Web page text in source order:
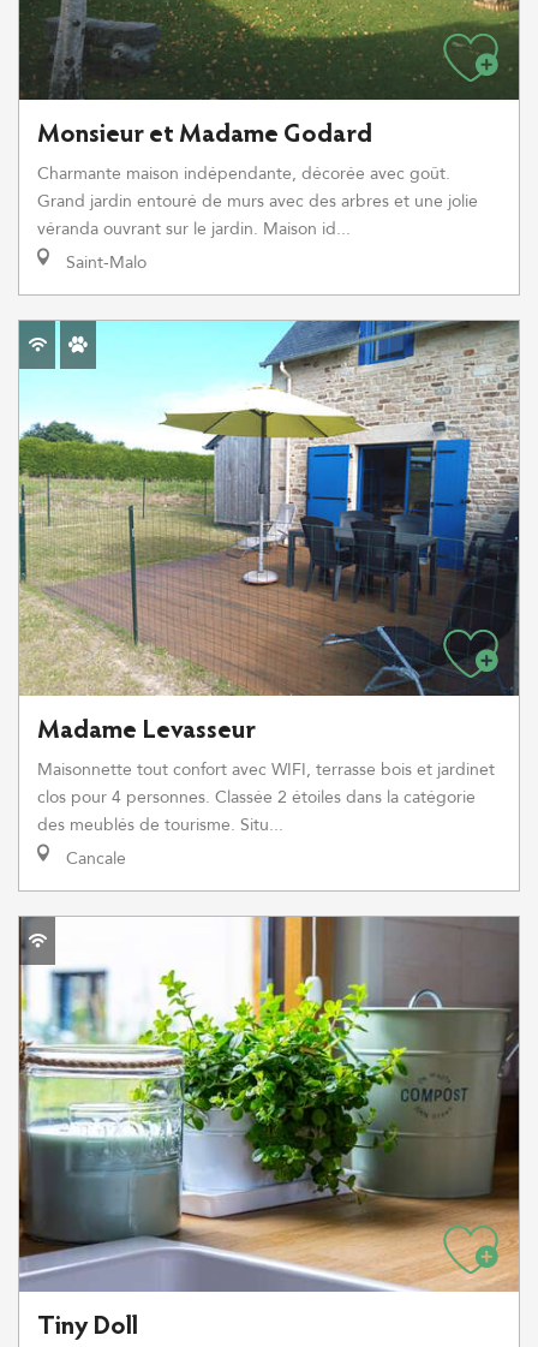
Monsieur et Madame Godard
Charmante maison indépendante, décorée avec goût.
Grand jardin entouré de murs avec des arbres et une jolie
véranda ouvrant sur le jardin. Maison id...
Saint-Malo
Madame Levasseur
Maisonnette tout confort avec WIFI, terrasse bois et jardinet
clos pour 4 personnes. Classée 2 étoiles dans la catégorie
des meublés de tourisme. Situ...
Cancale
Tiny Doll